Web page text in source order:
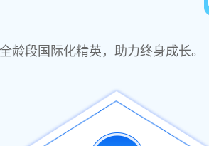
段国际化精英，助力终身成长。